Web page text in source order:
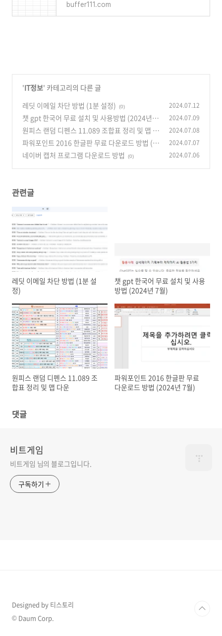
buffer111.com
'IT정보' 카테고리의 다른 글
레딧 이메일 차단 방법 (1분 설정)
(0) 2024.07.12
챗 gpt 한국어 무료 설치 및 사용방법 (2024년 7
월)
(0)
2024.07.09
원피스 랜덤 디펜스 11.089 조합표 정리 및 맵 다
운 (0)
2024.07.08
파워포인트 2016 한글판 무료 다운로드 방법 (2
024년 7월)
(0)
2024.07.07
네이버 캡처 프로그램 다운로드 방법 (0) 2024.07.06
관련글
레딧 이메일 차단 방법 (1분 설
정)
챗 gpt 한국어 무료 설치 및 사용
방법 (2024년 7월)
원피스 랜덤 디펜스 11.089 조
합표 정리 및 맵 다운
파워포인트 2016 한글판 무료
다운로드 방법 (2024년 7월)
댓글
비트게임
비트게임 님의 블로그입니다.
구독하기
Designed by 티스토리
© Daum Corp.